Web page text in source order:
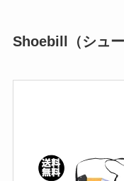
Shoebill（シュ